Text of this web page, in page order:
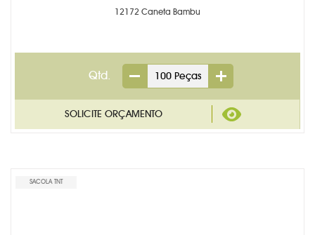
12172 Caneta Bambu
Qtd.
SACOLA TNT